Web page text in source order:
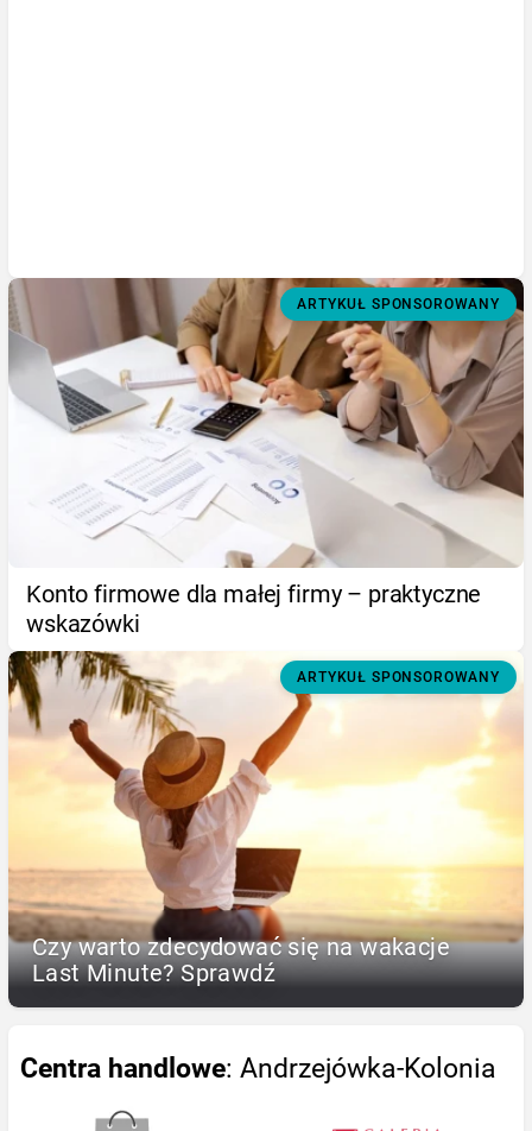
ARTYKUŁ SPONSOROWANY
Konto firmowe dla małej firmy – praktyczne
wskazówki
ARTYKUŁ SPONSOROWANY
Czy warto zdecydować się na wakacje
Last Minute? Sprawdź
Centra handlowe: Andrzejówka-Kolonia